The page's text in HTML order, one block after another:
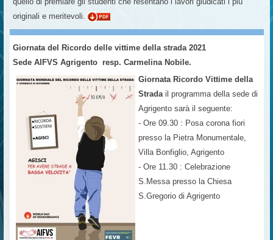
originali e meritevoli.
Giornata del Ricordo delle vittime della strada 2021
Sede AIFVS Agrigento resp. Carmelina Nobile.
Giornata Ricordo Vittime della
Stradail programma della sede di
Agrigento sarà il seguente:
- Ore 09.30 : Posa corona fiori
presso la Pietra Monumentale,
Villa Bonfiglio, Agrigento
- Ore 11.30 : Celebrazione
S.Messa presso la Chiesa
S.Gregorio di Agrigento